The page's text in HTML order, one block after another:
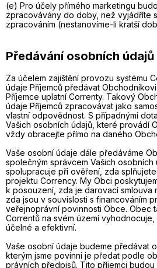
(e) Pro účely přímého marketingu
zpracovávány do doby, než vyjádříte
zpracováním (nestanovíme-li kratší
Předávání osobních údajů
Za účelem zajištění provozu systému
údaje Příjemců předávat
Příjemce uplatní Correnty. Takový
údaje Příjemců zpracovávat jako
vlastní odpovědnost. S případnými
Vašich osobních údajů, které provádí
vždy obracejte přímo na daného
Vaše osobní údaje dále předáváme
společným správcem Vašich osobních
spolupracuje při ověření, zda
projektu Corrency. My Obci
k posouzení, zda je darovací smlouva
zda jsou v souvislosti s financováním
veřejnoprávní povinnosti Obce. Obec
Correntů na svém území
účelné a efektivní.
Vaše osobní údaje budeme předávat
kterým jsme povinni je předat podle
právních předpisů. Tito příjemci